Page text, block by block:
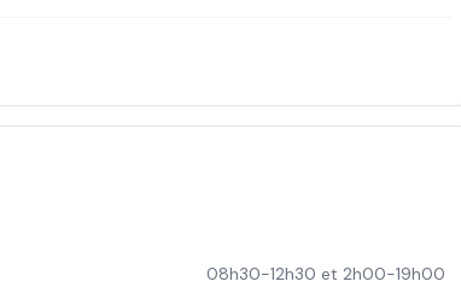
08h30-12h30 et 2h00-19h00